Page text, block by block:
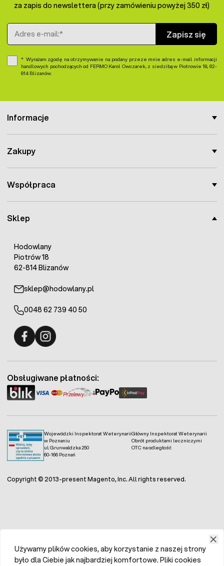
Sklep
Hodowlany
Piotrów 18
62-814 Blizanów
sklep@hodowlany.pl
0048 62 739 40 50
Informacje
Zakupy
Współpraca
za zapis do newslettera (przy zamówieniu powyżej 350 zł)
Adres e-mail
Zapisz się
Wyrażam zgodę na otrzymywanie na podany przeze mnie adres e-mail informacji
handlowych pochodzących od FERMO Karol Owczarek, z siedzibą w Piotrowie 18, 62-
814 Blizanów.
Wojewódzki Inspektorat Weterynarii
w Poznaniu
ul. Grunwaldzka 250
60-166 Poznań
Główny Inspektorat Weterynarii
Obrót produktami leczniczymi
OTC na odległość
Obsługiwane płatności:
Copyright © 2013-present Magento, Inc. All rights reserved.
Używamy plików cookies, aby korzystanie z naszej strony
było dla Ciebie jak najbardziej komfortowe. Pliki cookies